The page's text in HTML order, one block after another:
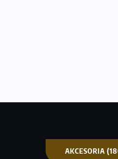
AKCESORIA